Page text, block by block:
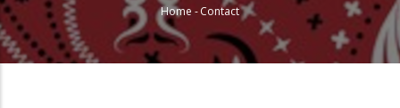
Breadcrumb
Home -Contact